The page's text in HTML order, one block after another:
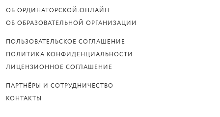
ОБ ОРДИНАТОРСКОЙ.ОНЛАЙН
ОБ ОБРАЗОВАТЕЛЬНОЙ ОРГАНИЗАЦИИ
ПОЛЬЗОВАТЕЛЬСКОЕ СОГЛАШЕНИЕ
ПОЛИТИКА КОНФИДЕНЦИАЛЬНОСТИ
ЛИЦЕНЗИОННОЕ СОГЛАШЕНИЕ
ПАРТНЁРЫ И СОТРУДНИЧЕСТВО
КОНТАКТЫ